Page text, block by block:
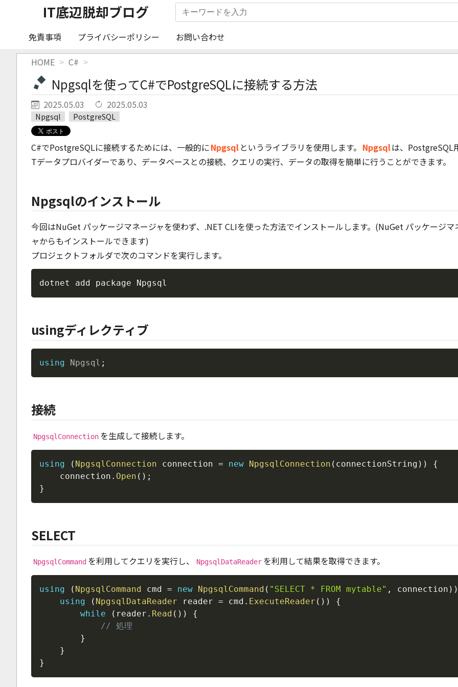
IT底辺脱却ブログ
免責事項 プライバシーポリシー お問い合わせ
HOME C#
Npgsqlを使ってC#でPostgreSQLに接続する方法
2025.05.03 2025.05.03
Npgsql PostgreSQL
C#でPostgreSQLに接続するためには、一般的にNpgsql というライブラリを使用します。 Npgsqlは、PostgreSQL
Tデータプロバイダーであり、データベースとの接続、クエリの実行、データの取得を簡単に行うことができます。
Npgsqlのインストール
今回はNuGet パッケージマネージャを使わず、.NET CLIを使った方法でインストールします。(NuGet パッケージマ
ャからもインストールできます)
プロジェクトフォルダで次のコマンドを実行します。
dotnet add package Npgsql
usingディレクティブ
using Npgsql ;
接続
NpgsqlConnection を生成して接続します。
using ( NpgsqlConnection connection = new NpgsqlConnection ( connectionString ) )
{
    connection
. Open ( ) ;
}
SELECT
NpgsqlCommand を利用してクエリを実行し、 NpgsqlDataReader を利用して結果を取得できます。
using ( NpgsqlCommand cmd = new NpgsqlCommand ( "SELECT * FROM mytable" , connection ) )
using
( NpgsqlDataReader reader = cmd . ExecuteReader ( ) )
{
while
( reader . Read ( ) )
{
// 処理
}
}
}